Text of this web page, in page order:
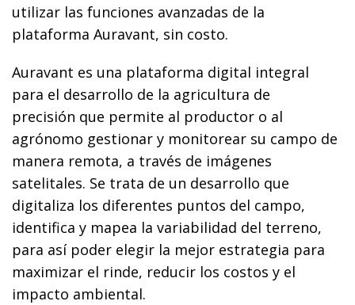
utilizar las funciones avanzadas de la
plataforma Auravant, sin costo.
Auravant es una plataforma digital integral
para el desarrollo de la agricultura de
precisión que permite al productor o al
agrónomo gestionar y monitorear su campo de
manera remota, a través de imágenes
satelitales. Se trata de un desarrollo que
digitaliza los diferentes puntos del campo,
identifica y mapea la variabilidad del terreno,
para así poder elegir la mejor estrategia para
maximizar el rinde, reducir los costos y el
impacto ambiental.